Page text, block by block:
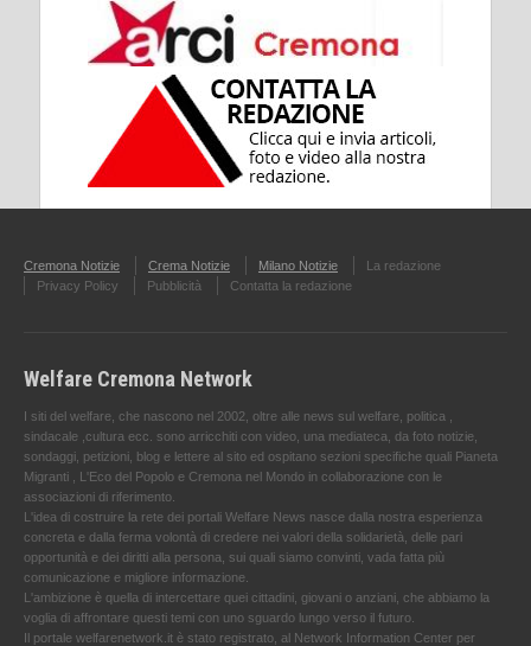
Cremona Notizie Crema Notizie Milano Notizie
La redazione
Privacy Policy
Pubblicità Contatta la redazione
Welfare Cremona Network
I siti del welfare, che nascono nel 2002, oltre alle news sul welfare, politica ,
sindacale ,cultura ecc. sono arricchiti con video, una mediateca, da foto notizie,
sondaggi, petizioni, blog e lettere al sito ed ospitano sezioni specifiche quali Pianeta
Migranti , L'Eco del Popolo e Cremona nel Mondo in collaborazione con le
associazioni di riferimento.
L'idea di costruire la rete dei portali Welfare News nasce dalla nostra esperienza
concreta e dalla ferma volontà di credere nei valori della solidarietà, delle pari
opportunità e dei diritti alla persona, sui quali siamo convinti, vada fatta più
comunicazione e migliore informazione.
L'ambizione è quella di intercettare quei cittadini, giovani o anziani, che abbiamo la
voglia di affrontare questi temi con uno sguardo lungo verso il futuro.
Il portale welfarenetwork.it è stato registrato, al Network Information Center per